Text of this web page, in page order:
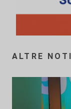
ALTRE